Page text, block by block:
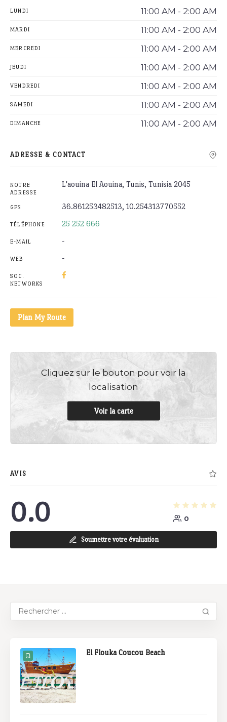
LUNDI 11:00 AM - 2:00 AM
MARDI 11:00 AM - 2:00 AM
MERCREDI 11:00 AM - 2:00 AM
JEUDI 11:00 AM - 2:00 AM
VENDREDI 11:00 AM - 2:00 AM
SAMEDI 11:00 AM - 2:00 AM
DIMANCHE 11:00 AM - 2:00 AM
ADRESSE & CONTACT
NOTRE
ADRESSE
L'aouina El Aouina, Tunis, Tunisia 2045
GPS 36.861253482513, 10.254313770552
TÉLÉPHONE 25 252 666
E-MAIL -
WEB -
SOC.
NETWORKS
Plan My Route
Cliquez sur le bouton pour voir la
localisation
Voir la carte
AVIS
0.0 0
Soumettre votre évaluation
El Flouka Coucou Beach